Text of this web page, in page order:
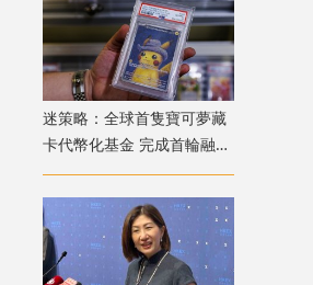
迷策略：全球首隻寶可夢藏
卡代幣化基金 完成首輪融資
兼獲超購